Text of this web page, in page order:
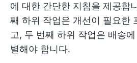
에 대한 간단한 지침을 제공합
째 하위 작업은 개선이 필요한
고, 두 번째 하위 작업은 배송
별해야 합니다.